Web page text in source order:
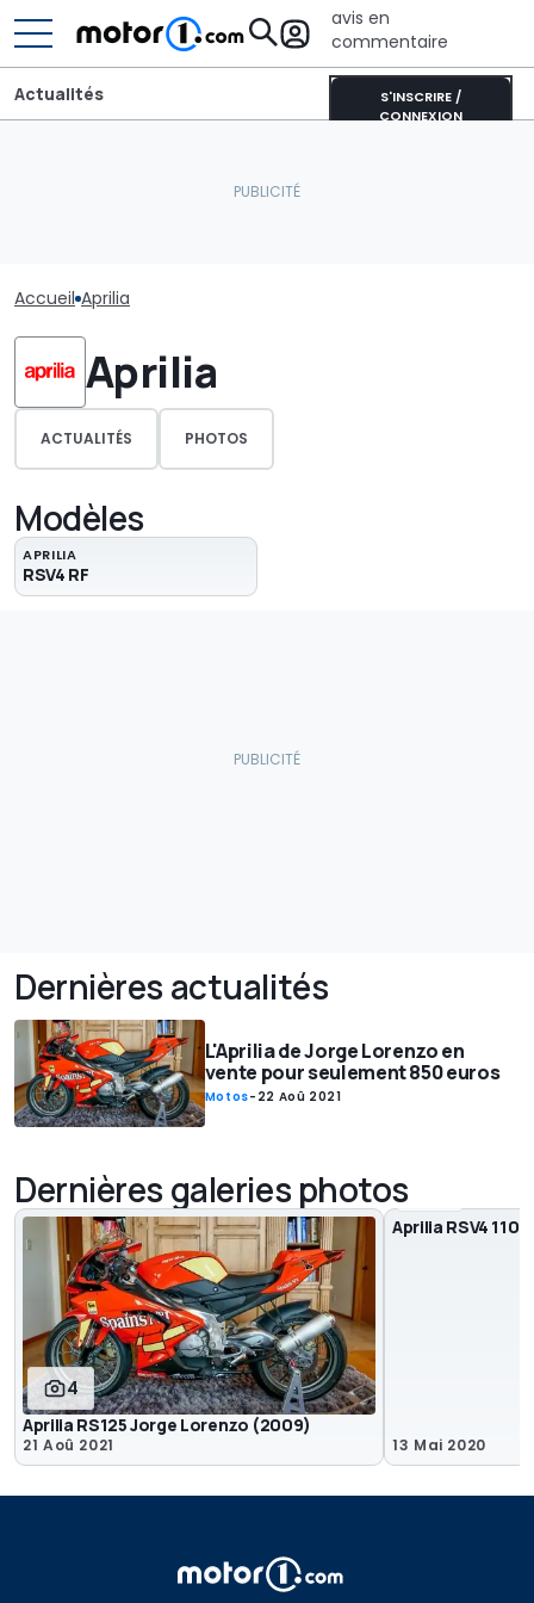
avis en
commentaire
S'INSCRIRE /
CONNEXION
Actualités
Accueil Aprilia
Aprilia
ACTUALITÉS PHOTOS
Modèles
APRILIA
RSV4 RF
Dernières actualités
L'Aprilia de Jorge Lorenzo en
vente pour seulement 850 euros
Motos- 22 Aoû 2021
Dernières galeries photos
4
Aprilia RS125 Jorge Lorenzo (2009)
21 Aoû 2021
Aprilia RSV4
13 Mai 2020